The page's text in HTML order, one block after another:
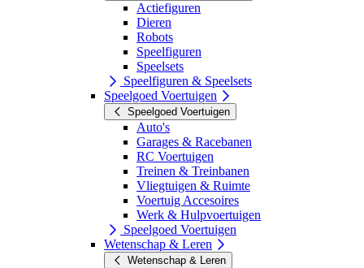
Actiefiguren
Dieren
Robots
Speelfiguren
Speelsets
Speelfiguren & Speelsets
Speelgoed Voertuigen
Speelgoed Voertuigen
Auto's
Garages & Racebanen
RC Voertuigen
Treinen & Treinbanen
Vliegtuigen & Ruimte
Voertuig Accesoires
Werk & Hulpvoertuigen
Speelgoed Voertuigen
Wetenschap & Leren
Wetenschap & Leren